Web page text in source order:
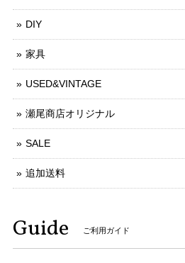
DIY
家具
USED&VINTAGE
瀬尾商店オリジナル
SALE
追加送料
Guide ご利用ガイド